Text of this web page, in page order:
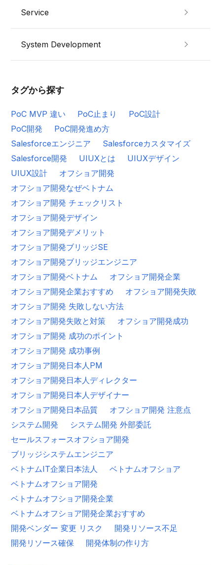
Service
System Development
タグから探す
PoC MVP 違い PoC止まり
PoC設計
PoC開発
PoC開発進め方
Salesforceエンジニア
Salesforceカスタマイズ
Salesforce開発
UIUXとは
UIUXデザイン
UIUX設計
オフショア開発
オフショア開発なぜベトナム
オフショア開発 チェックリスト
オフショア開発デザイン
オフショア開発デメリット
オフショア開発ブリッジSE
オフショア開発ブリッジエンジニア
オフショア開発ベトナム
オフショア開発企業
オフショア開発企業おすすめ
オフショア開発失敗
オフショア開発 失敗しない方法
オフショア開発失敗と対策
オフショア開発成功
オフショア開発 成功のポイント
オフショア開発 成功事例
オフショア開発日本人PM
オフショア開発日本人ディレクター
オフショア開発日本人デザイナー
オフショア開発日本品質
オフショア開発 注意点
システム開発
システム開発 外部委託
セールスフォースオフショア開発
ブリッジシステムエンジニア
ベトナムIT企業日本法人
ベトナムオフショア
ベトナムオフショア開発
ベトナムオフショア開発企業
ベトナムオフショア開発企業おすすめ
開発ベンダー 変更 リスク
開発リソース不足
開発リソース確保
開発体制の作り方